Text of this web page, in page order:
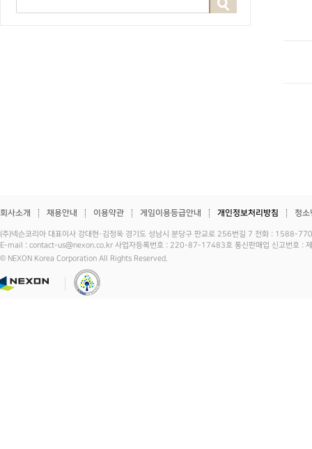
회사소개 채용안내 이용약관 게임이용등급안내 개인정보처리방침 청소
(주)넥슨코리아 대표이사 강대현·김정욱 경기도 성남시 분당구 판교로 256번길 7 전화 :
E-mail : contact-us@nexon.co.kr 사업자등록번호 : 220-87-17483호 통신판매업 신고번호 :
© NEXON Korea Corporation All Rights Reserved.